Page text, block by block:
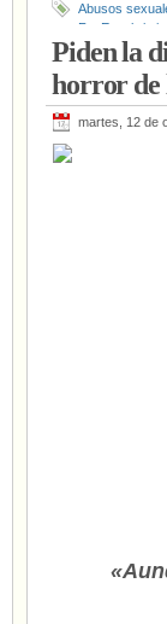
Abusos
Fe
Piden la
horror de
martes, 12 de